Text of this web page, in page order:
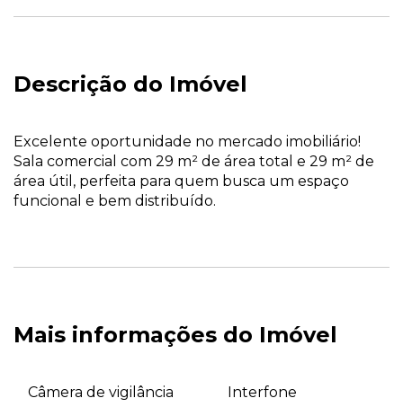
Descrição do Imóvel
Excelente oportunidade no mercado imobiliário!
Sala comercial com 29 m² de área total e 29 m² de
área útil, perfeita para quem busca um espaço
funcional e bem distribuído.
Mais informações do Imóvel
Câmera de vigilância Interfone